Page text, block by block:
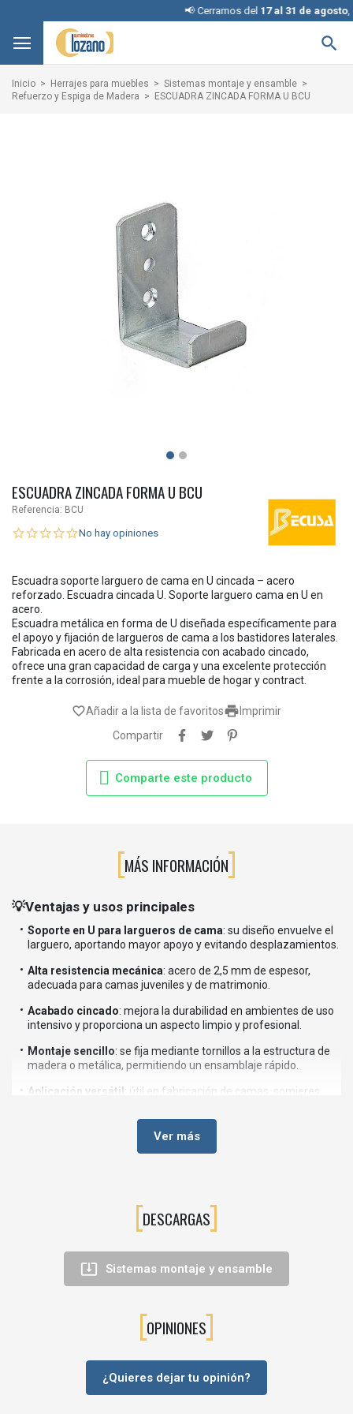
📢 Cerramos del17 al 31 de agosto,

Inicio Herrajes para muebles
Sistemas montaje y ensamble
Refuerzo y Espiga de Madera
ESCUADRA ZINCADA FORMA U BCU
ESCUADRA ZINCADA FORMA U BCU
Referencia: BCU
No hay opiniones
Escuadra soporte larguero de cama en U cincada – acero
reforzado. Escuadra cincada U. Soporte larguero cama en U en
acero.
Escuadra metálica en forma de U diseñada específicamente para
el apoyo y fijación de largueros de cama a los bastidores laterales.
Fabricada en acero de alta resistencia con acabado cincado,
ofrece una gran capacidad de carga y una excelente protección
frente a la corrosión, ideal para mueble de hogar y contract.
 Imprimir
favorite_borderAñadir a la lista de favoritos
Compartir
Comparte este producto
MÁS INFORMACIÓN
💡Ventajas y usos principales
Soporte en U para largueros de cama: su diseño envuelve el
larguero, aportando mayor apoyo y evitando desplazamientos.
Alta resistencia mecánica: acero de 2,5 mm de espesor,
adecuada para camas juveniles y de matrimonio.
Acabado cincado: mejora la durabilidad en ambientes de uso
intensivo y proporciona un aspecto limpio y profesional.
Montaje sencillo: se fija mediante tornillos a la estructura de
madera o metálica, permitiendo un ensamblaje rápido.
Aplicación versátil: útil en fabricación de camas, somieres,
🔧Características técnicas
Altura ala vertical: 60 mm
Longitud apoyo horizontal: 45 mm
Ver más
DESCARGAS
 Sistemas montaje y ensamble
OPINIONES
¿Quieres dejar tu opinión?